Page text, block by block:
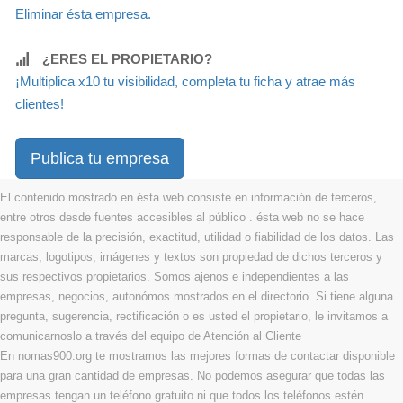
Eliminar ésta empresa.
¿ERES EL PROPIETARIO?
¡Multiplica x10 tu visibilidad, completa tu ficha y atrae más
clientes!
Publica tu empresa
El contenido mostrado en ésta web consiste en información de terceros,
entre otros desde fuentes accesibles al público . ésta web no se hace
responsable de la precisión, exactitud, utilidad o fiabilidad de los datos. Las
marcas, logotipos, imágenes y textos son propiedad de dichos terceros y
sus respectivos propietarios. Somos ajenos e independientes a las
empresas, negocios, autonómos mostrados en el directorio. Si tiene alguna
pregunta, sugerencia, rectificación o es usted el propietario, le invitamos a
comunicarnoslo a través del equipo de Atención al Cliente
En nomas900.org te mostramos las mejores formas de contactar disponible
para una gran cantidad de empresas. No podemos asegurar que todas las
empresas tengan un teléfono gratuito ni que todos los teléfonos estén